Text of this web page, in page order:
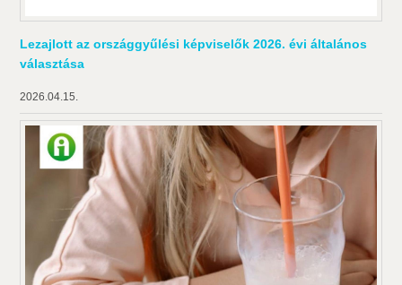
Lezajlott az országgyűlési képviselők 2026. évi általános
választása
2026.04.15.